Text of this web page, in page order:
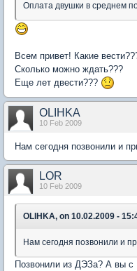
Оплата двушки в среднем
Всем привет! Какие
Сколько можно ждать???
Еще лет двести???
OLIHKA
10 Feb 2009
Нам сегодня позвонили и
LOR
10 Feb 2009
OLIHKA, on 10.02.2009 -
Нам сегодня позвонили и
Позвонили из ДЭЗа? А вы с